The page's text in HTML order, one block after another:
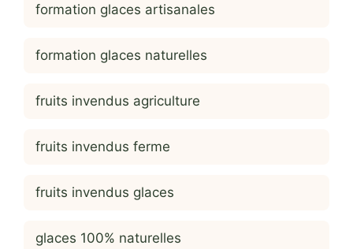
formation glaces artisanales
formation glaces naturelles
fruits invendus agriculture
fruits invendus ferme
fruits invendus glaces
glaces 100% naturelles